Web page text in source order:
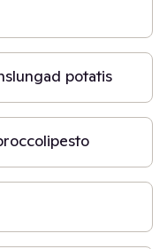
potatis